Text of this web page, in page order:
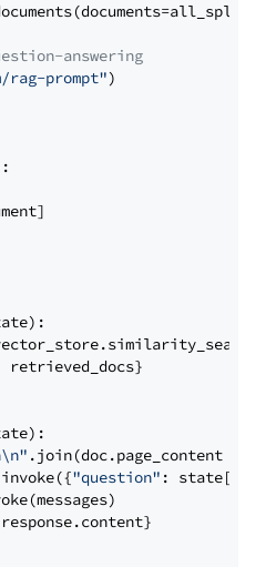
answering
rag-prompt")
):
retrieved_docs}
):
.join(doc.page_content
"question" : state[